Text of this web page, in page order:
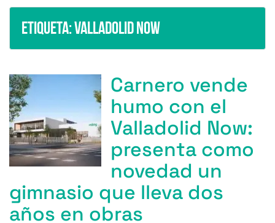
Etiqueta:Valladolid Now
Carnero vende
humo con el
Valladolid Now:
presenta como
novedad un
gimnasio que lleva dos
años en obras